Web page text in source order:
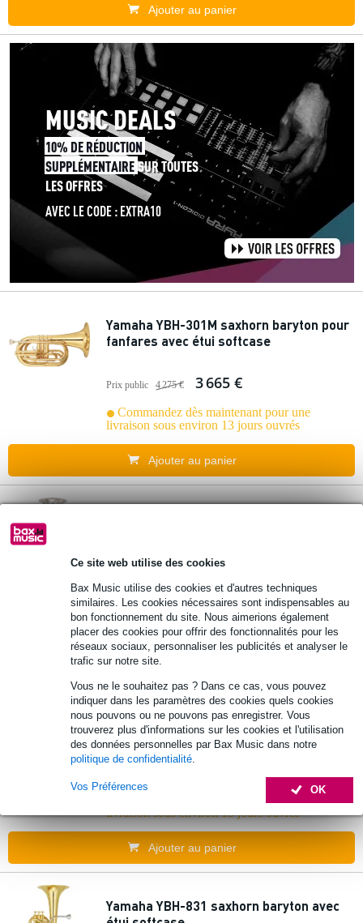
Ce site web utilise des cookies
Bax Music utilise des cookies et d'autres techniques
similaires. Les cookies nécessaires sont indispensables au
bon fonctionnement du site. Nous aimerions également
placer des cookies pour offrir des fonctionnalités pour les
réseaux sociaux, personnaliser les publicités et analyser le
trafic sur notre site.
Vous ne le souhaitez pas ? Dans ce cas, vous pouvez
indiquer dans les paramètres des cookies quels cookies
nous pouvons ou ne pouvons pas enregistrer. Vous
trouverez plus d'informations sur les cookies et l'utilisation
des données personnelles par Bax Music dans notre
politique de confidentialité.
OK
Vos Préférences
Ajouter au panier
Yamaha YBH-301M saxhorn baryton pour
fanfares avec étui softcase
Prix public 4 275 € 3 665 €
Commandez dès maintenant pour une
livraison sous environ 13 jours ouvrés
Ajouter au panier
Commandez dès maintenant pour une
livraison sous environ 13 jours ouvrés
Ajouter au panier
Yamaha YBH-621S saxhorn baryton avec
étui softcase
Commandez dès maintenant pour une
livraison sous environ 13 jours ouvrés
Ajouter au panier
Yamaha YBH-831 saxhorn baryton avec